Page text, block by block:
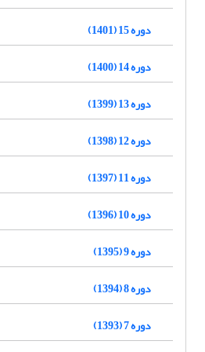
دوره 15 (1401)
دوره 14 (1400)
دوره 13 (1399)
دوره 12 (1398)
دوره 11 (1397)
دوره 10 (1396)
دوره 9 (1395)
دوره 8 (1394)
دوره 7 (1393)